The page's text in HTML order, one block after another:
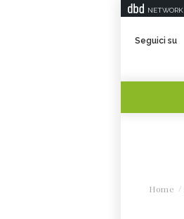
NETWORK
Seguici su
Home